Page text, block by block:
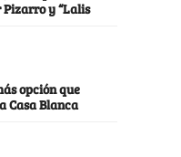
y “Lalis
opción que
Casa Blanca